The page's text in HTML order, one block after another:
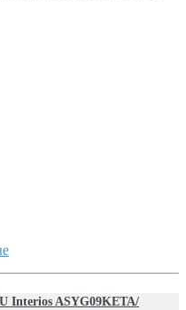
Interios ASYG09KETA/